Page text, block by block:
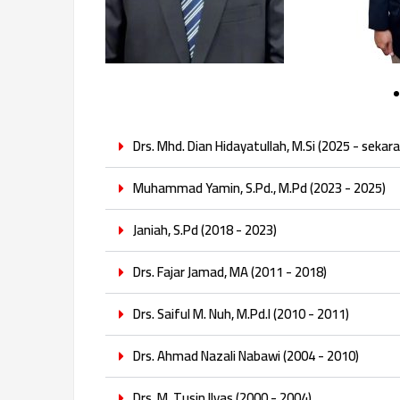
Drs. Mhd. Dian Hidayatullah, M.Si (2025 -
Muhammad Yamin, S.Pd., M.Pd (2023 - 2025)
Janiah, S.Pd (2018 - 2023)
Drs. Fajar Jamad, MA (2011 - 2018)
Drs. Saiful M. Nuh, M.Pd.I (2010 - 2011)
Drs. Ahmad Nazali Nabawi (2004 - 2010)